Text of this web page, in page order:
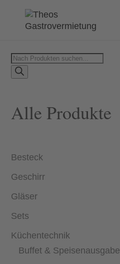
Products
search
Alle Produkte
Besteck
Geschirr
Gläser
Sets
Küchentechnik
Buffet & Speisenausgabe